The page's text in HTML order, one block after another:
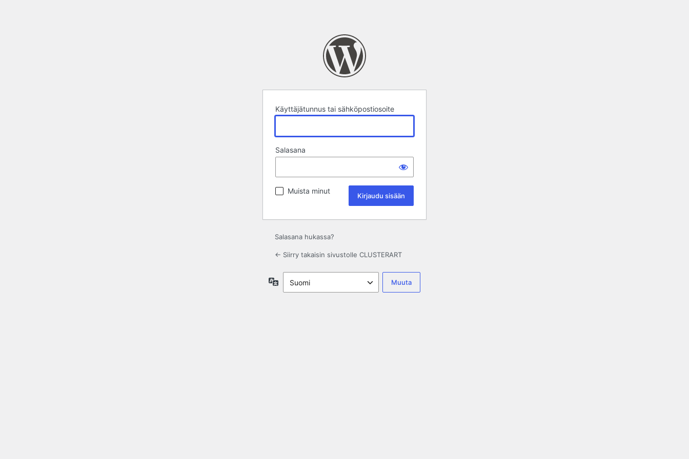
Käyttäjätunnus tai sähköpostiosoite
Salasana
Muista minut
Salasana hukassa?
← Siirry takaisin sivustolle CLUSTERART
Kieli